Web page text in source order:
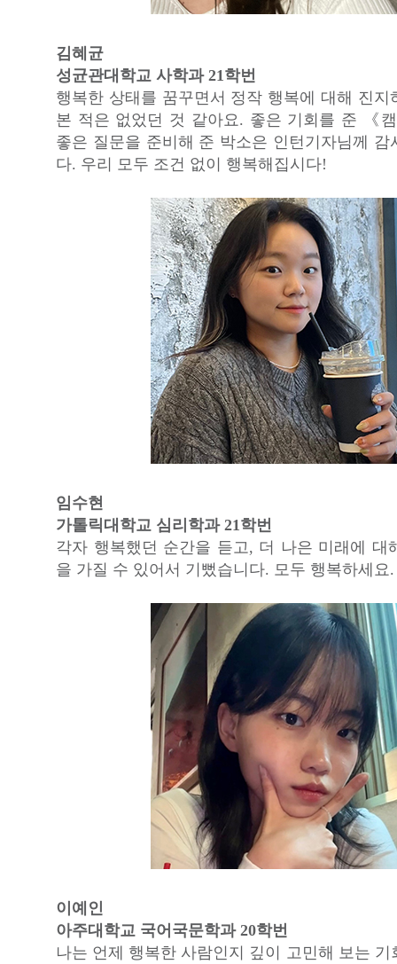
김혜균
성균관대학교 사학과 21학번
행복한 상태를 꿈꾸면서 정작 행복에 대해 진지
본 적은 없었던 것 같아요. 좋은 기회를 준 《
좋은 질문을 준비해 준 박소은 인턴기자님께 감
다. 우리 모두 조건 없이 행복해집시다!
임수현
가톨릭대학교 심리학과 21학번
각자 행복했던 순간을 듣고, 더 나은 미래에 대
을 가질 수 있어서 기뻤습니다. 모두 행복하세요
이예인
아주대학교 국어국문학과 20학번
나는 언제 행복한 사람인지 깊이 고민해 보는 기